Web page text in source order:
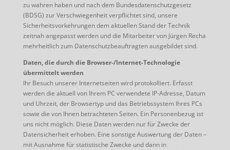
zu wahren haben und nach dem Bundesdatenschutzgesetz
(BDSG) zur Verschwiegenheit verpflichtet sind, unsere
Sicherheitsvorkehrungen dem aktuellen Stand der Technik
zeitnah angepasst werden und die Mitarbeiter von Jürgen Recha
mehrheitlich zum Datenschutzbeauftragten ausgebildet sind.
Daten, die durch die Browser-/Internet-Technologie
übermittelt werden
Ihr Besuch unserer Internetseiten wird protokolliert. Erfasst
werden die aktuell von Ihrem PC verwendete IP-Adresse, Datum
und Uhrzeit, der Browsertyp und das Betriebssystem Ihres PCs
sowie die von Ihnen betrachteten Seiten. Ein Personenbezug ist
uns nicht möglich. Diese Daten werden nur für Zwecke der
Datensicherheit erhoben. Eine sonstige Auswertung der Daten –
mit Ausnahme für statistische Zwecke und dann in